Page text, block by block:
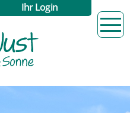
Ihr Login